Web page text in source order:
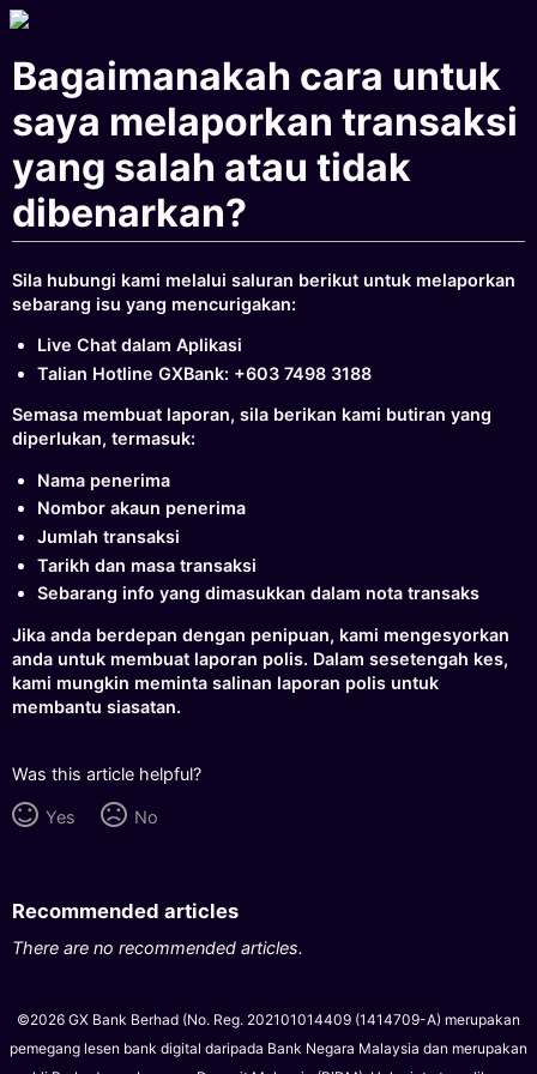
Bagaimanakah cara untuk
saya melaporkan transaksi
yang salah atau tidak
dibenarkan?
Sila hubungi kami melalui saluran berikut untuk melaporkan
sebarang isu yang mencurigakan:
Live Chat dalam Aplikasi
Talian Hotline GXBank: +603 7498 3188
Semasa membuat laporan, sila berikan kami butiran yang
diperlukan, termasuk:
Nama penerima
Nombor akaun penerima
Jumlah transaksi
Tarikh dan masa transaksi
Sebarang info yang dimasukkan dalam nota transaks
Jika anda berdepan dengan penipuan, kami mengesyorkan
anda untuk membuat laporan polis. Dalam sesetengah kes,
kami mungkin meminta salinan laporan polis untuk
membantu siasatan.
Was this article helpful?
Yes No
Recommended articles
There are no recommended articles.
©2026 GX Bank Berhad (No. Reg. 202101014409 (1414709-A) merupakan
pemegang lesen bank digital daripada Bank Negara Malaysia dan merupakan